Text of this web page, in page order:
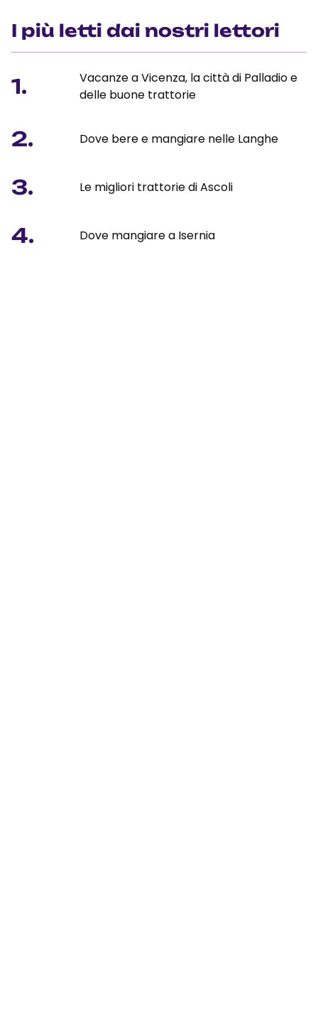
I più letti dai nostri lettori
1.
Vacanze a Vicenza, la città di Palladio e
delle buone trattorie
2. Dove bere e mangiare nelle Langhe
3. Le migliori trattorie di Ascoli
4. Dove mangiare a Isernia